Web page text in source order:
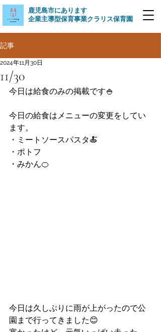
​鹿児島市にあります
企業主導型保育事業クラリス保育園
記事
11/30
2024年11月30日
今日は給食のみの掲載です🍚
今日の給食はメニューの変更をしてい
ます。
・ミートソースパスタ🍝
・ポトフ
・みかん🍊
今日は久しぶりに雨が上がったので公
園まで行ってきました😊